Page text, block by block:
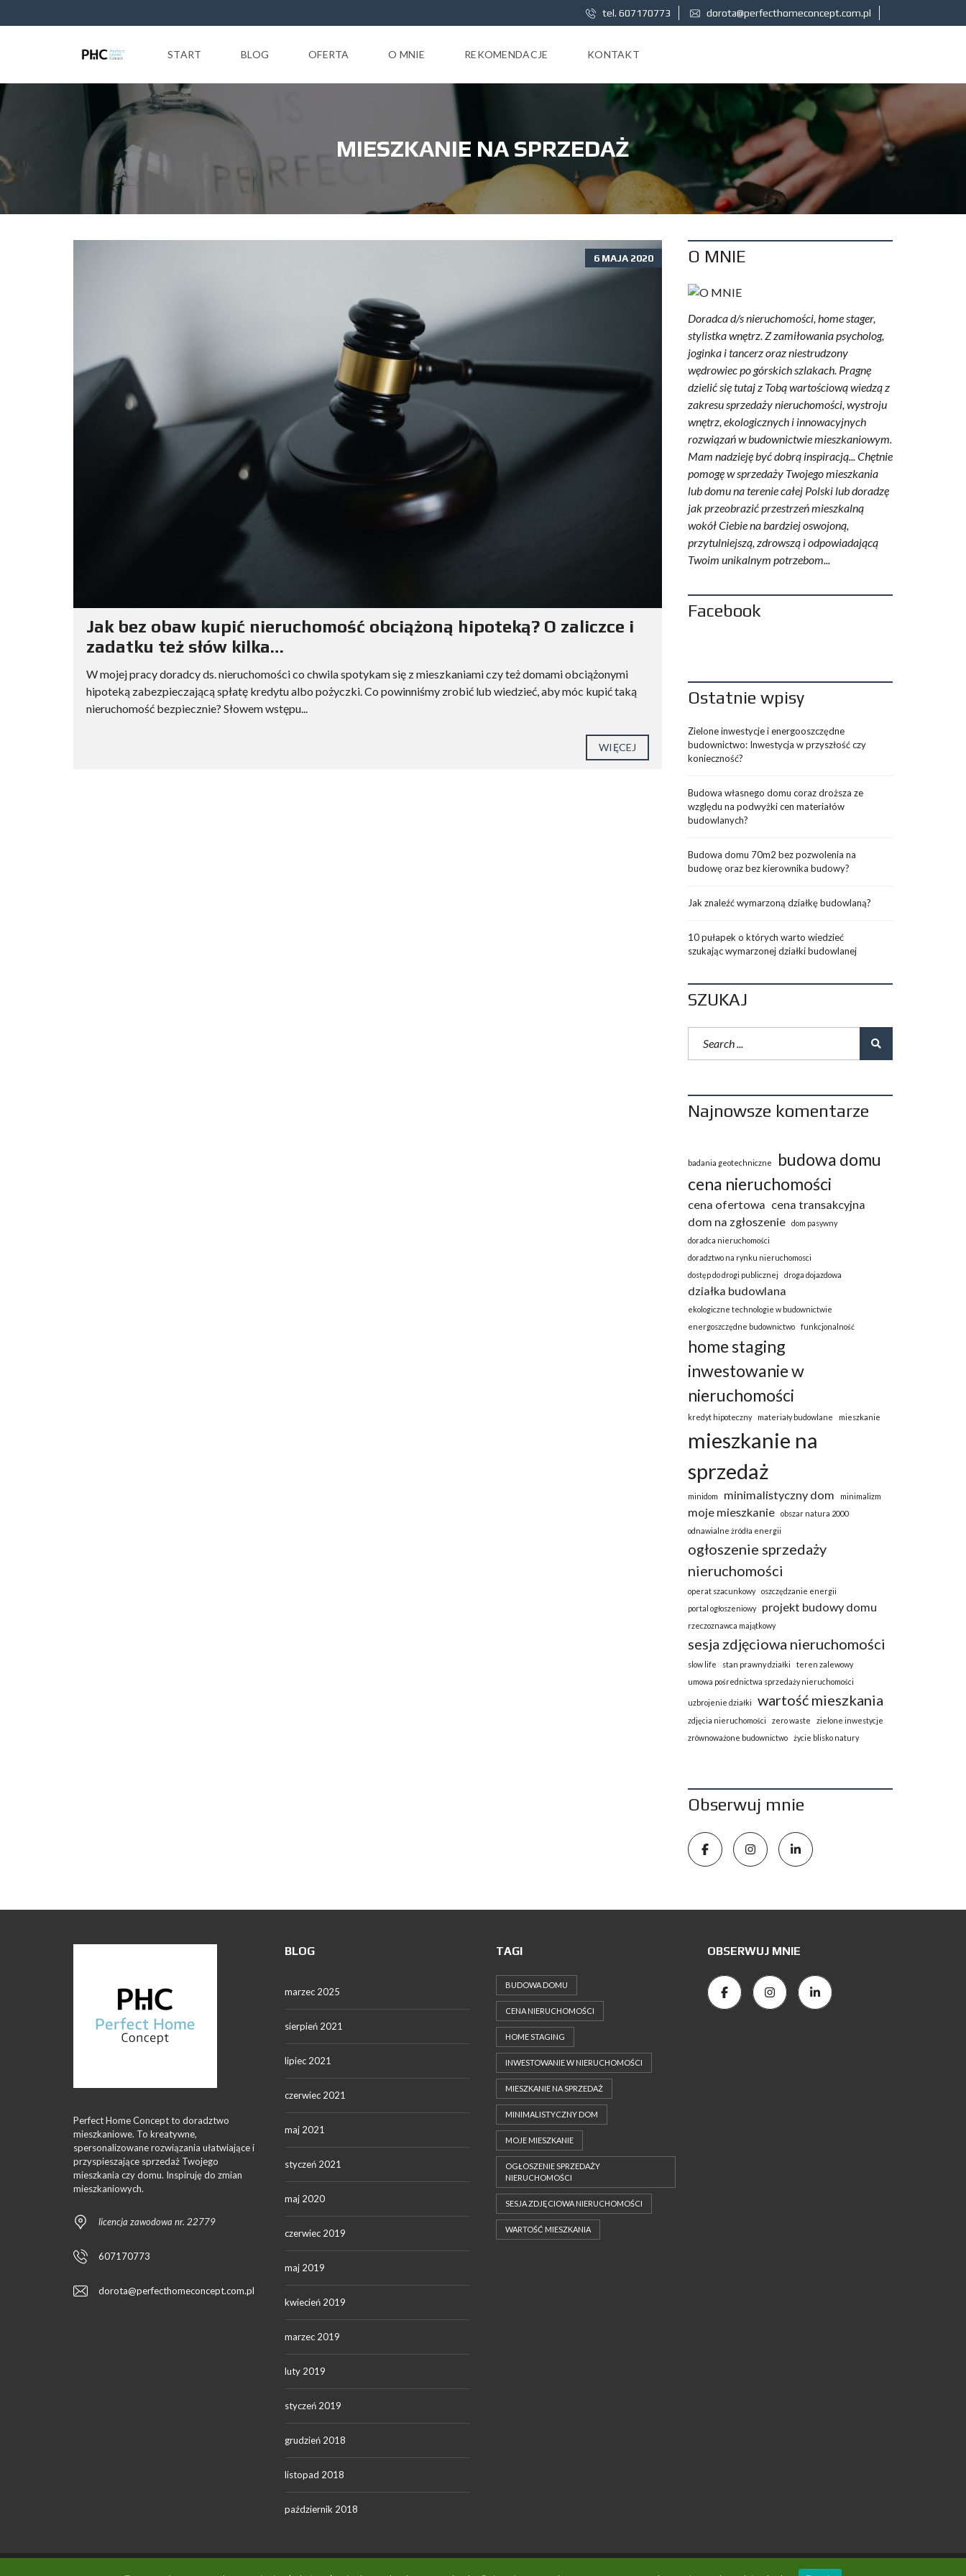
tel. 607170773 dorota@perfecthomeconcept.com.pl
START BLOG OFERTA O MNIE REKOMENDACJE KONTAKT
MIESZKANIE NA SPRZEDAŻ
6 MAJA 2020
Jak bez obaw kupić nieruchomość obciążoną hipoteką? O zaliczce i
zadatku też słów kilka…
W mojej pracy doradcy ds. nieruchomości co chwila spotykam się z mieszkaniami czy też domami obciążonymi
hipoteką zabezpieczającą spłatę kredytu albo pożyczki. Co powinniśmy zrobić lub wiedzieć, aby móc kupić taką
nieruchomość bezpiecznie? Słowem wstępu...
WIĘCEJ
O MNIE
Doradca d/s nieruchomości, home stager,
stylistka wnętrz. Z zamiłowania psycholog,
joginka i tancerz oraz niestrudzony
wędrowiec po górskich szlakach. Pragnę
dzielić się tutaj z Tobą wartościową wiedzą z
zakresu sprzedaży nieruchomości, wystroju
wnętrz, ekologicznych i innowacyjnych
rozwiązań w budownictwie mieszkaniowym.
Mam nadzieję być dobrą inspiracją... Chętnie
pomogę w sprzedaży Twojego mieszkania
lub domu na terenie całej Polski lub doradzę
jak przeobrazić przestrzeń mieszkalną
wokół Ciebie na bardziej oswojoną,
przytulniejszą, zdrowszą i odpowiadającą
Twoim unikalnym potrzebom...
Facebook
Ostatnie wpisy
Zielone inwestycje i energooszczędne
budownictwo: Inwestycja w przyszłość czy
konieczność?
Budowa własnego domu coraz droższa ze
względu na podwyżki cen materiałów
budowlanych?
Budowa domu 70m2 bez pozwolenia na
budowę oraz bez kierownika budowy?
Jak znaleźć wymarzoną działkę budowlaną?
10 pułapek o których warto wiedzieć
szukając wymarzonej działki budowlanej
SZUKAJ
Najnowsze komentarze
badania geotechniczne
budowa domu
cena nieruchomości
cena ofertowa cena transakcyjna
dom na zgłoszenie
dom pasywny
doradca nieruchomości
doradztwo na rynku nieruchomosci
dostęp do drogi publicznej
droga dojazdowa
działka budowlana
ekologiczne technologie w budownictwie
energoszczędne budownictwo
funkcjonalność
home staging
inwestowanie w
nieruchomości
kredyt hipoteczny materiały budowlane mieszkanie
mieszkanie na
sprzedaż
minidom minimalistyczny dom minimalizm
moje mieszkanie
obszar natura 2000
odnawialne żródła energii
ogłoszenie sprzedaży
nieruchomości
operat szacunkowy
oszczędzanie energii
portal ogłoszeniowy
projekt budowy domu
rzeczoznawca majątkowy
sesja zdjęciowa nieruchomości
slow life stan prawny działki
teren zalewowy
umowa pośrednictwa sprzedaży nieruchomości
uzbrojenie działki wartość mieszkania
zdjęcia nieruchomości zero waste
zielone inwestycje
zrównoważone budownictwo
życie blisko natury
Obserwuj mnie
Perfect Home Concept to doradztwo
mieszkaniowe. To kreatywne,
spersonalizowane rozwiązania ułatwiające i
przyspieszające sprzedaż Twojego
mieszkania czy domu. Inspiruję do zmian
mieszkaniowych.
licencja zawodowa nr. 22779
607170773
dorota@perfecthomeconcept.com.pl
BLOG
marzec 2025
sierpień 2021
lipiec 2021
czerwiec 2021
maj 2021
styczeń 2021
maj 2020
czerwiec 2019
maj 2019
kwiecień 2019
marzec 2019
luty 2019
styczeń 2019
grudzień 2018
listopad 2018
październik 2018
TAGI
BUDOWA DOMU
CENA NIERUCHOMOŚCI
HOME STAGING
INWESTOWANIE W NIERUCHOMOŚCI
MIESZKANIE NA SPRZEDAŻ
MINIMALISTYCZNY DOM
MOJE MIESZKANIE
OGŁOSZENIE SPRZEDAŻY
NIERUCHOMOŚCI
SESJA ZDJĘCIOWA NIERUCHOMOŚCI
WARTOŚĆ MIESZKANIA
OBSERWUJ MNIE